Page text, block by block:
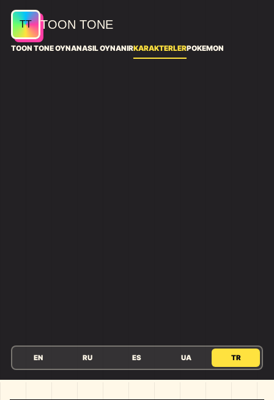
TOON TONE
TOON TONE OYNANASIL OYNANIRKARAKTERLERPOKEMON
EN RU ES UA TR